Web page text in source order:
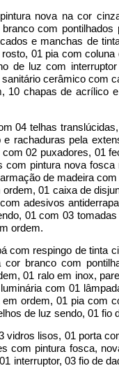
nova na cor
com
e manchas de
01 pia com
de luz com
cerâmico com
10 chapas de acrílico
04 telhas
rachaduras pela
02 puxadores, 01
pintura nova
de madeira
01 caixa de
adesivos
01 com 03
ordem.
com respingo de tinta
branco com
01 ralo em inox,
com 01
ordem, 01 pia com
de luz sendo, 01 fio
vidros lisos, 01 porta
com pintura fosca,
interruptor, 03 fio de